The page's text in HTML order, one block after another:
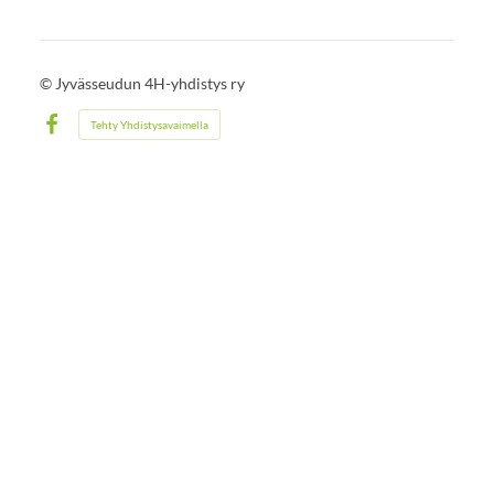
© Jyvässeudun 4H-yhdistys ry
Facebook
Tehty Yhdistysavaimella